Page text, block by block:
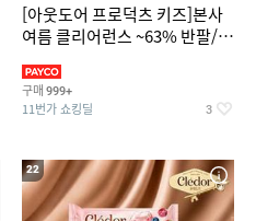
[아웃도어 프로덕츠 키즈]본사
여름 클리어런스 ~63% 반팔/반
구매 999+
11번가 쇼킹딜 3
22